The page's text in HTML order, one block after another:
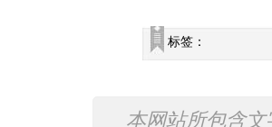
标签：
本网站所包含